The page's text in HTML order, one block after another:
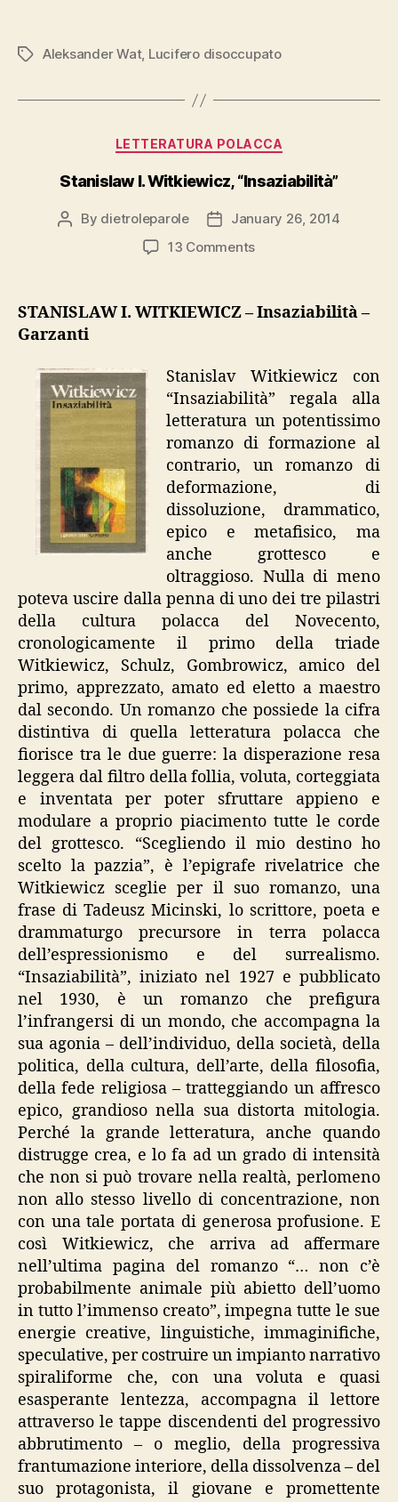
TagsAleksander Wat, Lucifero disoccupato
Categories
LETTERATURA POLACCA
Stanislaw I. Witkiewicz, “Insaziabilità”
Post
By dietroleparole
PostJanuary 26, 2014
13 Commentson
Witkiewicz,
STANISLAW I. WITKIEWICZ – Insaziabilità –
Garzanti
Stanislav Witkiewicz con
“Insaziabilità” regala alla
letteratura un potentissimo
romanzo di formazione al
contrario, un romanzo di
deformazione, di
dissoluzione, drammatico,
epico e metafisico, ma
anche grottesco e
oltraggioso. Nulla di meno
poteva uscire dalla penna di uno dei tre pilastri
della cultura polacca del Novecento,
cronologicamente il primo della triade
Witkiewicz, Schulz, Gombrowicz, amico del
primo, apprezzato, amato ed eletto a maestro
dal secondo. Un romanzo che possiede la cifra
distintiva di quella letteratura polacca che
fiorisce tra le due guerre: la disperazione resa
leggera dal filtro della follia, voluta, corteggiata
e inventata per poter sfruttare appieno e
modulare a proprio piacimento tutte le corde
del grottesco. “Scegliendo il mio destino ho
scelto la pazzia”, è l’epigrafe rivelatrice che
Witkiewicz sceglie per il suo romanzo, una
frase di Tadeusz Micinski, lo scrittore, poeta e
drammaturgo precursore in terra polacca
dell’espressionismo e del surrealismo.
“Insaziabilità”, iniziato nel 1927 e pubblicato
nel 1930, è un romanzo che prefigura
l’infrangersi di un mondo, che accompagna la
sua agonia – dell’individuo, della società, della
politica, della cultura, dell’arte, della filosofia,
della fede religiosa – tratteggiando un affresco
epico, grandioso nella sua distorta mitologia.
Perché la grande letteratura, anche quando
distrugge crea, e lo fa ad un grado di intensità
che non si può trovare nella realtà, perlomeno
non allo stesso livello di concentrazione, non
con una tale portata di generosa profusione. E
così Witkiewicz, che arriva ad affermare
nell’ultima pagina del romanzo “… non c’è
probabilmente animale più abietto dell’uomo
in tutto l’immenso creato”, impegna tutte le sue
energie creative, linguistiche, immaginifiche,
speculative, per costruire un impianto narrativo
spiraliforme che, con una voluta e quasi
esasperante lentezza, accompagna il lettore
attraverso le tappe discendenti del progressivo
abbrutimento – o meglio, della progressiva
frantumazione interiore, della dissolvenza – del
suo protagonista, il giovane e promettente